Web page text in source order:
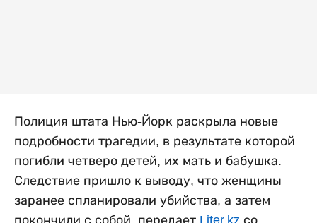
Полиция штата Нью-Йорк раскрыла новые
подробности трагедии, в результате которой
погибли четверо детей, их мать и бабушка.
Следствие пришло к выводу, что женщины
заранее спланировали убийства, а затем